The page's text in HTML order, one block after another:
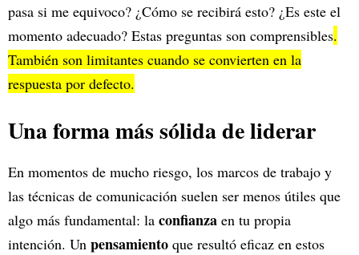
pasa si me equivoco? ¿Cómo se recibirá esto? ¿Es este el
momento adecuado? Estas preguntas son comprensibles.
También son limitantes cuando se convierten en la
respuesta por defecto.
Una forma más sólida de liderar
En momentos de mucho riesgo, los marcos de trabajo y
las técnicas de comunicación suelen ser menos útiles que
algo más fundamental: la confianza en tu propia
intención. Un pensamiento que resultó eficaz en estos